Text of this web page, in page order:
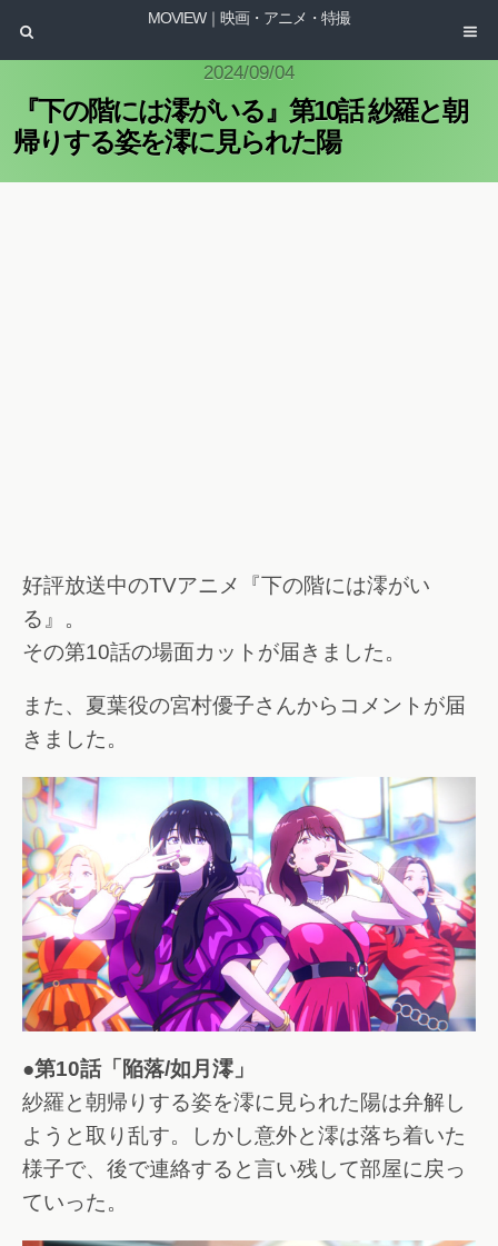
MOVIEW｜映画・アニメ・特撮
2024/09/04
『下の階には澪がいる』第10話 紗羅と朝
帰りする姿を澪に見られた陽
好評放送中のTVアニメ『下の階には澪がい
る』。
その第10話の場面カットが届きました。
また、夏葉役の宮村優子さんからコメントが届
きました。
●第10話「陥落/如月澪」
紗羅と朝帰りする姿を澪に見られた陽は弁解し
ようと取り乱す。しかし意外と澪は落ち着いた
様子で、後で連絡すると言い残して部屋に戻っ
ていった。